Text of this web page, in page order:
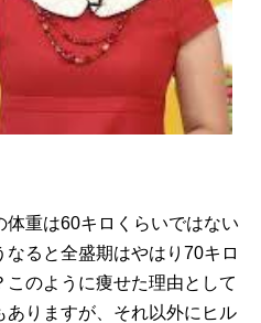
体重は60キロくらいではない
ると全盛期はやはり70キロ
このように痩せた理由として
りますが、それ以外にヒル